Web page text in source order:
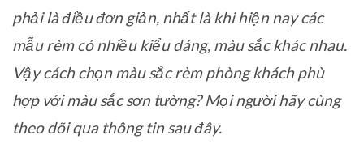
phải là điều đơn giản, nhất là khi hiện nay các
mẫu rèm có nhiều kiểu dáng, màu sắc khác nhau.
Vậy cách chọn màu sắc rèm phòng khách phù
hợp với màu sắc sơn tường? Mọi người hãy cùng
theo dõi qua thông tin sau đây.